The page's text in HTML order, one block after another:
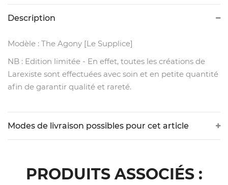
Description
Modèle : The Agony [Le Supplice]
NB : Edition limitée - En effet, toutes les créations de
Larexiste sont effectuées avec soin et en petite quantité
afin de garantir qualité et rareté.
Modes de livraison possibles pour cet article
PRODUITS ASSOCIÉS :